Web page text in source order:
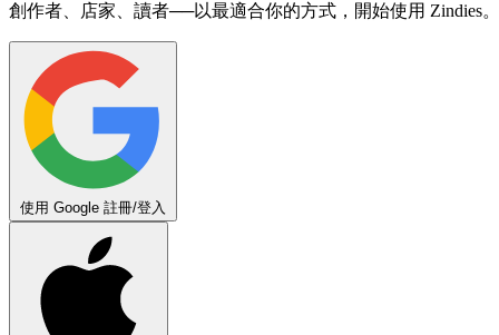
創作者、店家、讀者──以最適合你的方式，開始使用 Zindies。
使用 Google 註冊/登入